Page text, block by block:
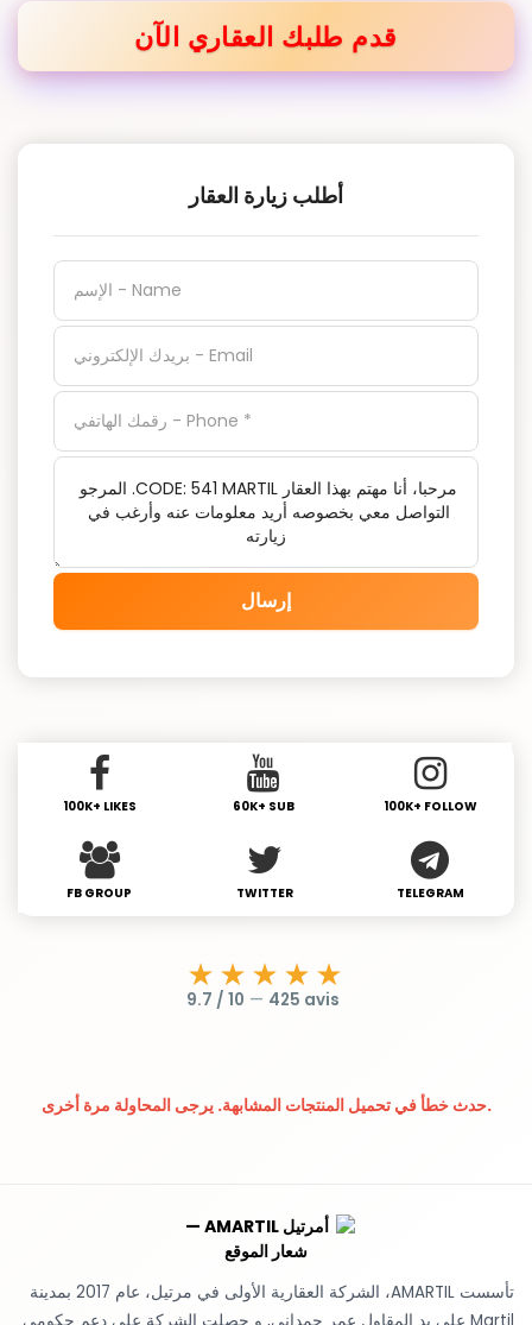
قدم طلبك العقاري الآن
أطلب زيارة العقار
إرسال
100K+ LIKES 60K+ SUB 100K+ FOLLOW
FB GROUP TWITTER TELEGRAM
★★★★★
9.7 / 10 — 425 avis
حدث خطأ في تحميل المنتجات المشابهة. يرجى المحاولة مرة أخرى.
تأسست AMARTIL، الشركة العقارية الأولى في مرتيل، عام 2017 بمدينة